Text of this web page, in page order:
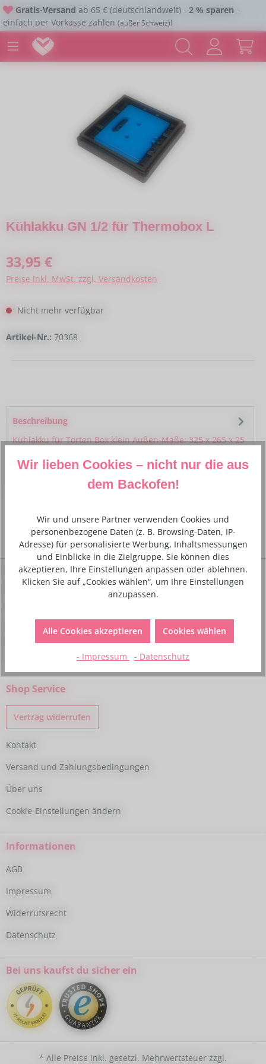
Zum Hauptinhalt springen
Gratis-Versand ab 65 € (deutschlandweit) - 2 % sparen –
einfach per Vorkasse zahlen (außer Schweiz)!
Kühlakku GN 1/2 für Thermobox L
Regulärer Preis:
33,95 €
Preise inkl. MwSt. zzgl. Versandkosten
Nicht mehr verfügbar
Artikel-Nr.: 70368
Beschreibung
Kühlakku für Torten Box klein Außen-Maße: 325 x 265 x 25
Hersteller- und Sicherheitsinformationen
Service-Hotline
Bei Fragen kannst du uns gerne telefonisch unter folgender
+49 6233 770224
Shop Service
Vertrag widerrufen
Kontakt
Versand und Zahlungsbedingungen
Über uns
Cookie-Einstellungen ändern
Informationen
AGB
Impressum
Widerrufsrecht
Datenschutz
Bei uns kaufst du sicher ein
* Alle Preise inkl. gesetzl. Mehrwertsteuer zzgl.
Wir lieben Cookies – nicht nur die aus
dem Backofen!
Wir und unsere Partner verwenden Cookies und
personenbezogene Daten (z. B. Browsing-Daten, IP-
Adresse) für personalisierte Werbung, Inhaltsmessungen
und Einblicke in die Zielgruppe. Sie können dies
akzeptieren, Ihre Einstellungen anpassen oder ablehnen.
Klicken Sie auf „Cookies wählen“, um Ihre Einstellungen
anzupassen.
Alle Cookies akzeptieren Cookies wählen
- Impressum - Datenschutz